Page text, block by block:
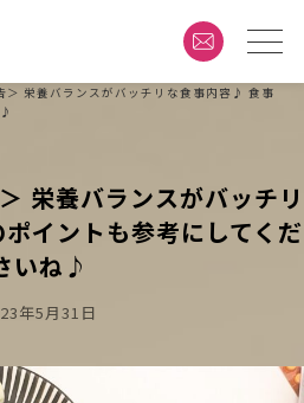
＞ 栄養バランスがバッチリな食事内容♪ 食事
栄養バランスがバッチリ
イントも参考にしてくだ
いね♪
年5月31日